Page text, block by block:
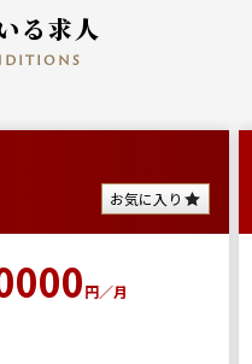
る求人
お気に入り
円／月